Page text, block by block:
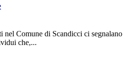
nel Comune di Scandicci ci segnalano
che,...